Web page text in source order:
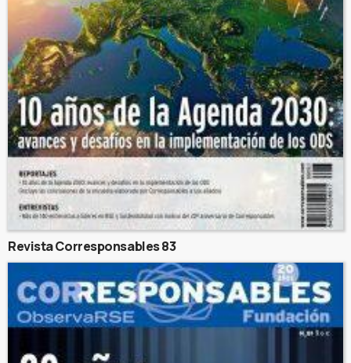
Revista Corresponsables 83